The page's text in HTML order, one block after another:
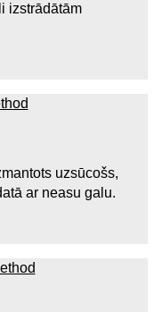
izstrādātām
uzsūcošs,
ar neasu galu.